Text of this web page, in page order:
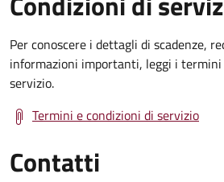
Per conoscere i dettagli di scadenze,
informazioni importanti, leggi i termini
servizio.
Termini e condizioni di servizio
Contatti